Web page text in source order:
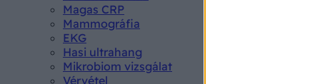
Magas CRP
Mammográfia
EKG
Hasi ultrahang
Mikrobiom vizsgálat
Vérvétel